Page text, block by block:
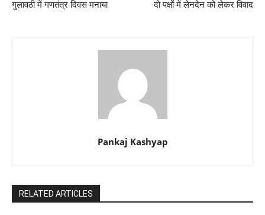
गुलावठी में गणतंत्र दिवस मनाया दो पक्षों में लेनदेन को लेकर विवाद
Pankaj Kashyap
RELATED ARTICLES